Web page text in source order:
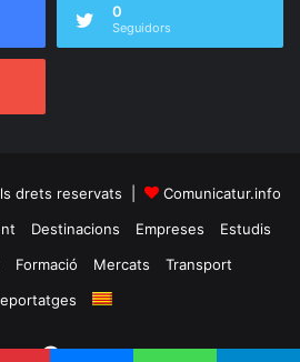
0
Seguidors
drets reservats |
Comunicatur.info
Destinacions Empreses
Estudis
Formació Mercats
Transport
RSS Facebook
Twitter